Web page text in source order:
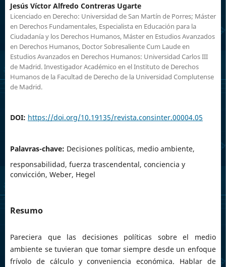
Jesús Víctor Alfredo Contreras Ugarte
Licenciado en Derecho: Universidad de San Martín de Porres; Máster
en Derechos Fundamentales, Especialista en Educación para la
Ciudadanía y los Derechos Humanos, Máster en Estudios Avanzados
en Derechos Humanos, Doctor Sobresaliente Cum Laude en
Estudios Avanzados en Derechos Humanos: Universidad Carlos III
de Madrid. Investigador Académico en el Instituto de Derechos
Humanos de la Facultad de Derecho de la Universidad Complutense
de Madrid.
DOI: https://doi.org/10.19135/revista.consinter.00004.05
Palavras-chave: Decisiones políticas, medio ambiente,
responsabilidad, fuerza trascendental, conciencia y
convicción, Weber, Hegel
Resumo
Pareciera que las decisiones políticas sobre el medio
ambiente se tuvieran que tomar siempre desde un enfoque
frívolo de cálculo y conveniencia económica. Hablar de